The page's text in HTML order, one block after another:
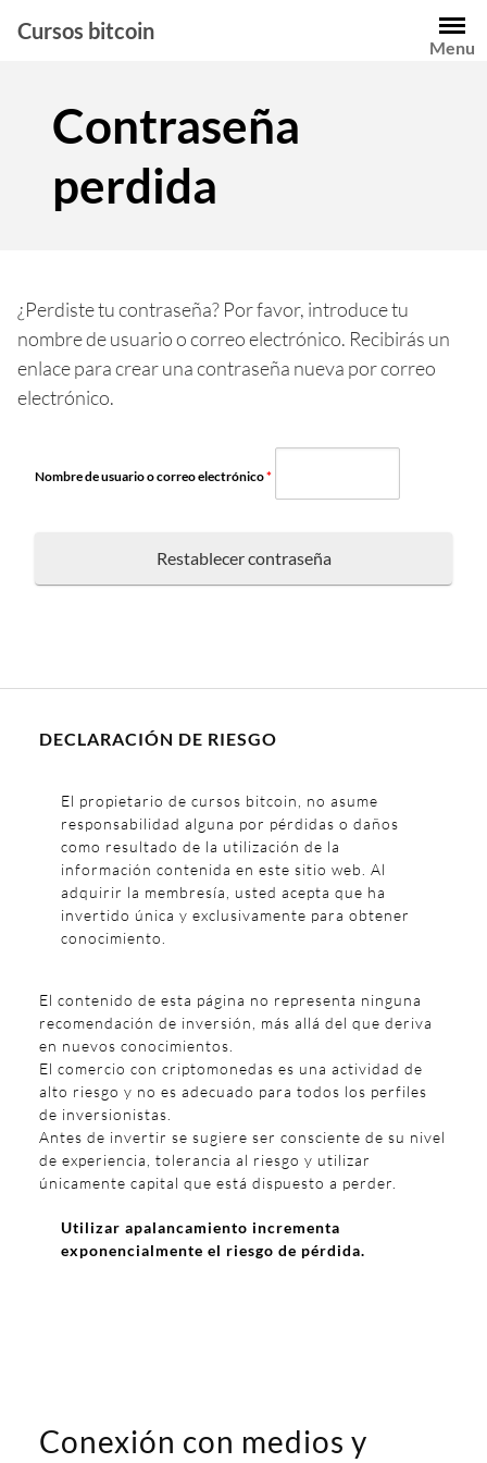
Cursos bitcoin
Menu
Contraseña
perdida
¿Perdiste tu contraseña? Por favor, introduce tu
nombre de usuario o correo electrónico. Recibirás un
enlace para crear una contraseña nueva por correo
electrónico.
Nombre de usuario o correo electrónico*Obligatorio
Restablecer contraseña
DECLARACIÓN DE RIESGO
El propietario de cursos bitcoin, no asume
responsabilidad alguna por pérdidas o daños
como resultado de la utilización de la
información contenida en este sitio web. Al
adquirir la membresía, usted acepta que ha
invertido única y exclusivamente para obtener
conocimiento.
El contenido de esta página no representa ninguna
recomendación de inversión, más allá del que deriva
en nuevos conocimientos.
El comercio con criptomonedas es una actividad de
alto riesgo y no es adecuado para todos los perfiles
de inversionistas.
Antes de invertir se sugiere ser consciente de su nivel
de experiencia, tolerancia al riesgo y utilizar
únicamente capital que está dispuesto a perder.
Utilizar apalancamiento incrementa
exponencialmente el riesgo de pérdida.
Conexión con medios y